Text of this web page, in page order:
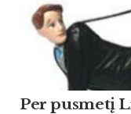
Per pusmetį